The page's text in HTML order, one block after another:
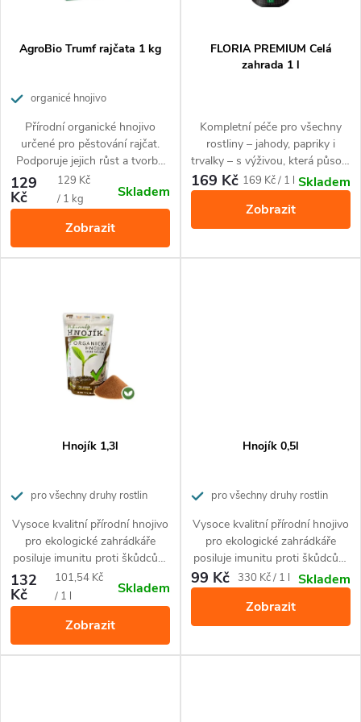
p
o
d
u
k
t
p
r
o
d
u
k
AgroBio Trumf rajčata 1 kg
organicé hnojivo
Přírodní organické hnojivo
určené pro pěstování rajčat.
Podporuje jejich růst a tvorbu
plodů. Působí až 3 měsíce.
129
Kč
Měrná
cena:
129 Kč
/ 1 kg
Skladem
Zobrazit
FLORIA PREMIUM Celá
zahrada 1 l
Kompletní péče pro všechny
rostliny – jahody, papriky i
trvalky – s výživou, která působí
hned i dlouhodobě. Balení 1 l
vystačí na celou sezónu (až 100
litrů zálivky).
169 Kč Měrná
169 Kč / 1 l Skladem
Zobrazit
Hnojík 1,3l
pro všechny druhy rostlin
Vysoce kvalitní přírodní hnojivo
pro ekologické zahrádkáře
posiluje imunitu proti škůdcům
a nemocem rostlin.
132
Kč
Měrná
cena:
101,54 Kč
/ 1 l
Skladem
Zobrazit
Hnojík 0,5l
pro všechny druhy rostlin
Vysoce kvalitní přírodní hnojivo
pro ekologické zahrádkáře
posiluje imunitu proti škůdcům
a nemocem rostlin.
99 Kč
Měrná
330 Kč / 1 l
Skladem
Zobrazit